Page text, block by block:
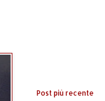
Post più recente